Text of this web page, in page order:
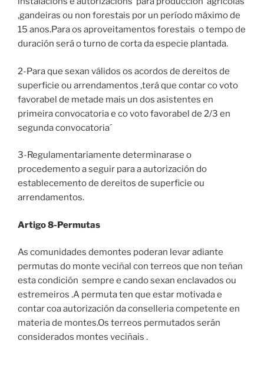
,gandeiras ou non forestais por un período máximo de
15 anos.Para os aproveitamentos forestais o tempo de
duración será o turno de corta da especie plantada.
2-Para que sexan válidos os acordos de dereitos de
superficie ou arrendamentos ,terá que contar co voto
favorabel de metade mais un dos asistentes en
primeira convocatoria e co voto favorabel de 2/3 en
segunda convocatoria´
3-Regulamentariamente determinarase o
procedemento a seguir para a autorización do
establecemento de dereitos de superficie ou
arrendamentos.
Artigo 8-Permutas
As comunidades demontes poderan levar adiante
permutas do monte veciñal con terreos que non teñan
esta condición sempre e cando sexan enclavados ou
estremeiros .A permuta ten que estar motivada e
contar coa autorización da conselleria competente en
materia de montes.Os terreos permutados serán
considerados montes veciñais .